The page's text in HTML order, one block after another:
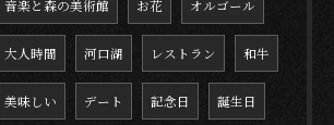
音楽と森の美術館 お花 オルゴール
大人時間 河口湖 レストラン 和牛
美味しい デート 記念日 誕生日